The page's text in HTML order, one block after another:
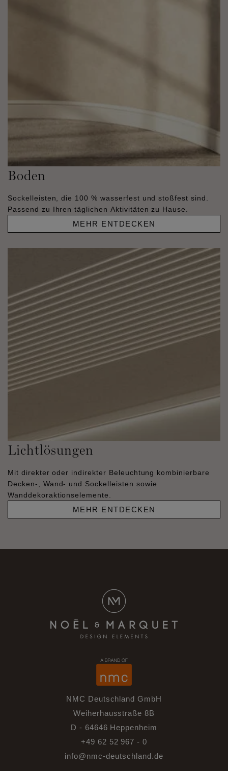
Boden
Sockelleisten, die 100 % wasserfest und stoßfest sind.
Passend zu Ihren täglichen Aktivitäten zu Hause.
MEHR ENTDECKEN
Lichtlösungen
Mit direkter oder indirekter Beleuchtung kombinierbare
Decken-, Wand- und Sockelleisten sowie
Wanddekoraktionselemente.
MEHR ENTDECKEN
NMC Deutschland GmbH
Weiherhausstraße 8B
D - 64646 Heppenheim
+49 62 52 967 - 0
info@nmc-deutschland.de